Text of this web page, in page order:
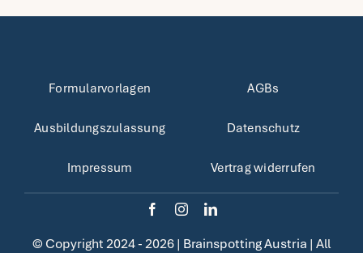
Formularvorlagen
Ausbildungszulassung
Impressum
AGBs
Datenschutz
Vertrag widerrufen
© Copyright 2024 - 2026 | Brainspotting Austria | All